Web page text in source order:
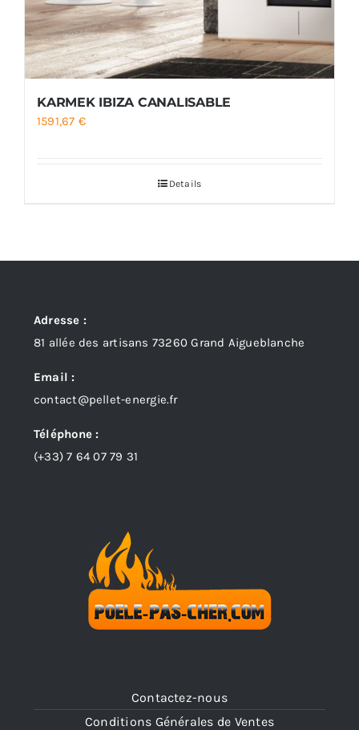
KARMEK IBIZA CANALISABLE
1591,67 €
Details
Contactez-nous
Conditions Générales de Ventes
Adresse :
81 allée des artisans 73260 Grand Aigueblanche
Email :
contact@pellet-energie.fr
Téléphone :
(+33)7 64 07 79 31